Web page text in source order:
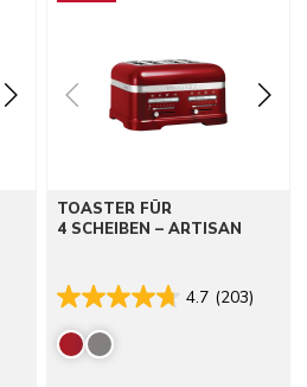
TOASTER FÜR
4 SCHEIBEN – ARTISAN
4.7 (203)